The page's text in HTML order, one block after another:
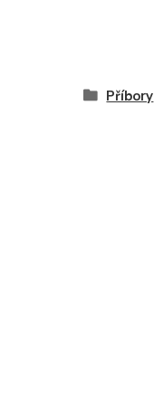
Příbory